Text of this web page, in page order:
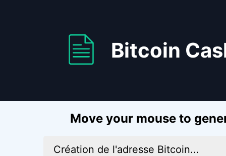
Bitcoin
Move your mouse to
Création de l'adresse Bitcoin...